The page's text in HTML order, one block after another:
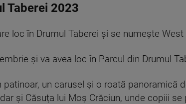
Taberei 2023
loc în Drumul Taberei și se numește
și va avea loc în Parcul din Drumul
un carusel și o roată panoramică
și Căsuța lui Moș Crăciun, unde copiii